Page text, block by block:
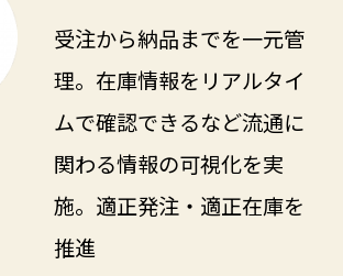
受注から納品までを一元管
理。在庫情報をリアルタイ
ムで確認できるなど流通に
関わる情報の可視化を実
施。適正発注・適正在庫を
推進